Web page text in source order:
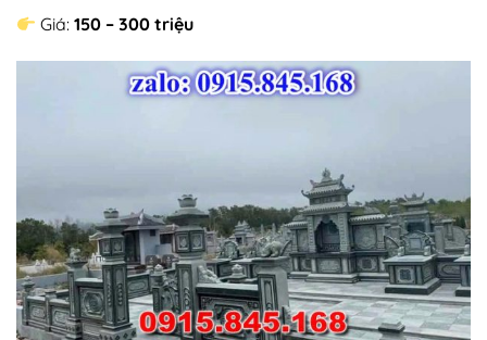
Giá:150 – 300 triệu